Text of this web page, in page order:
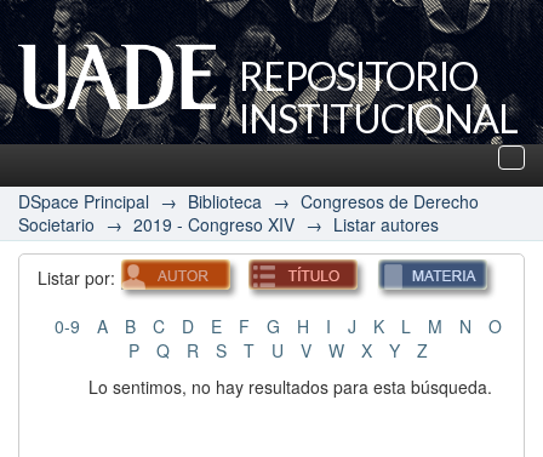
REPOSITORIO
INSTITUCIONAL
UADE
DSpace Principal → Biblioteca → Congresos de Derecho
Societario → 2019 - Congreso XIV → Listar autores
Listar por:
0-9 A B C D E F G H I J K L M N
O
P
Q R S T U V W X Y
Z
Lo sentimos, no hay resultados para esta búsqueda.